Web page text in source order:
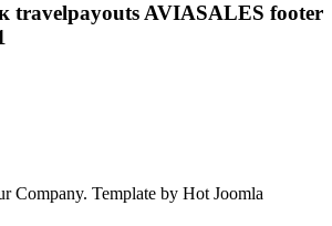
travelpayouts AVIASALES footer
Company. Template by Hot Joomla